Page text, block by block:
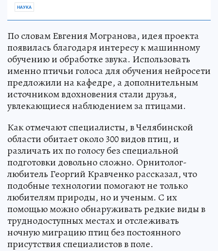
НАУКА
По словам Евгения Могранова, идея проекта
появилась благодаря интересу к машинному
обучению и обработке звука. Использовать
именно птичьи голоса для обучения нейросети
предложили на кафедре, а дополнительным
источником вдохновения стали друзья,
увлекающиеся наблюдением за птицами.
Как отмечают специалисты, в Челябинской
области обитает около 300 видов птиц, и
различать их по голосу без специальной
подготовки довольно сложно. Орнитолог-
любитель Георгий Кравченко рассказал, что
подобные технологии помогают не только
любителям природы, но и ученым. С их
помощью можно обнаруживать редкие виды в
труднодоступных местах и отслеживать
ночную миграцию птиц без постоянного
присутствия специалистов в поле.